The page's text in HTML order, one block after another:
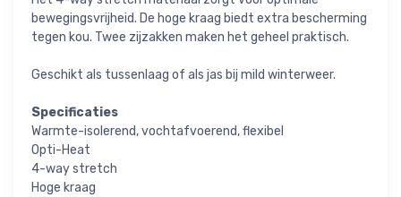
bewegingsvrijheid. De hoge kraag biedt extra bescherming
tegen kou. Twee zijzakken maken het geheel praktisch.
Geschikt als tussenlaag of als jas bij mild winterweer.
Specificaties
Warmte-isolerend, vochtafvoerend, flexibel
Opti-Heat
4-way stretch
Hoge kraag